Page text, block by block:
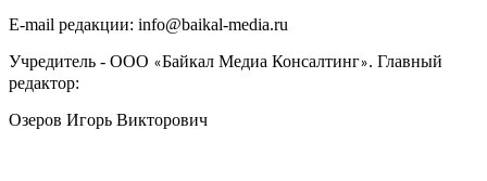
E-mail редакции: info@baikal-media.ru
Учредитель - ООО «Байкал Медиа Консалтинг». Главный
редактор:
Озеров Игорь Викторович